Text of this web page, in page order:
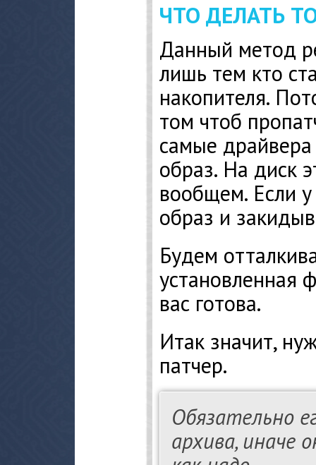
ЧТО ДЕЛАТЬ
Данный метод
лишь тем кто
накопителя.
том чтоб
самые
образ. На диск
вообщем. Если у
образ и
Будем
установленная
вас готова.
Итак значит,
патчер.
Обязательно
архива, иначе